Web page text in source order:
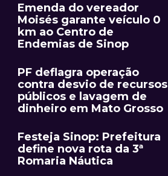
Emenda do vereador
Moisés garante veículo 0
km ao Centro de
Endemias de Sinop
PF deflagra operação
contra desvio de recursos
públicos e lavagem de
dinheiro em Mato Grosso
Festeja Sinop: Prefeitura
define nova rota da 3ª
Romaria Náutica